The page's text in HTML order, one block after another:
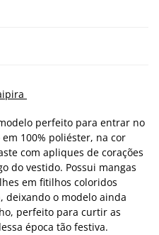
perfeito para entrar no
100% poliéster, na cor
com apliques de corações
do vestido. Possui mangas
em fitilhos coloridos
deixando o modelo ainda
perfeito para curtir as
época tão festiva.